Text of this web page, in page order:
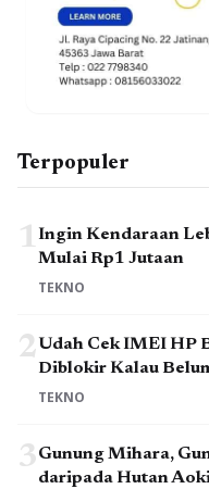
Terpopuler
1Ingin Kendaraan
Mulai Rp1 Jutaan
TEKNO
2Udah Cek IMEI HP
Diblokir Kalau
TEKNO
3Gunung Mihara,
daripada Hutan